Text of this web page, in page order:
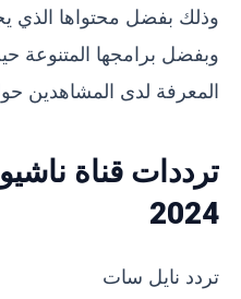
وذلك بفضل محتواها الذي
وبفضل برامجها المتنوعة
المعرفة لدى المشاهدين
ترددات قناة
2024
تردد نايل سات